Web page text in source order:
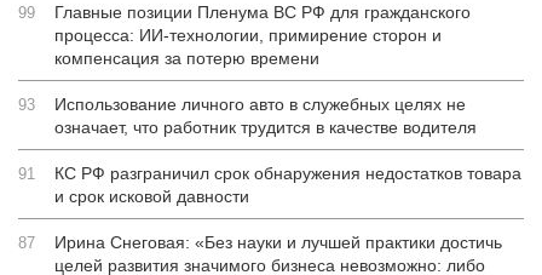
99
Главные позиции Пленума ВС РФ для гражданского
процесса: ИИ-технологии, примирение сторон и
компенсация за потерю времени
93
Использование личного авто в служебных целях не
означает, что работник трудится в качестве водителя
91
КС РФ разграничил срок обнаружения недостатков товара
и срок исковой давности
87
Ирина Снеговая: «Без науки и лучшей практики достичь
целей развития значимого бизнеса невозможно: либо